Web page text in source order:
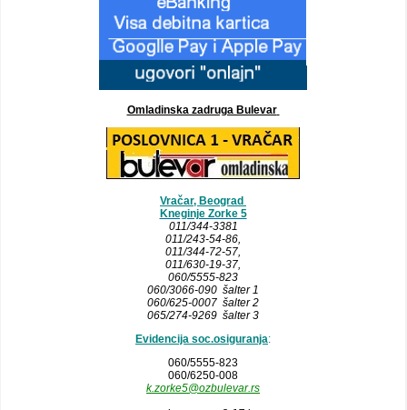
Omladinska zadruga Bulevar
Vračar, Beograd
Kneginje Zorke 5
011/344-3381
011/243-54-86,
011/344-72-57,
011/630-19-37,
060/5555-823
060/3066-090 šalter 1
060/625-0007 šalter 2
065/274-9269 šalter 3
Evidencija soc.osiguranja:
060/5555-823
060/6250-008
k.zorke5@ozbulevar.rs